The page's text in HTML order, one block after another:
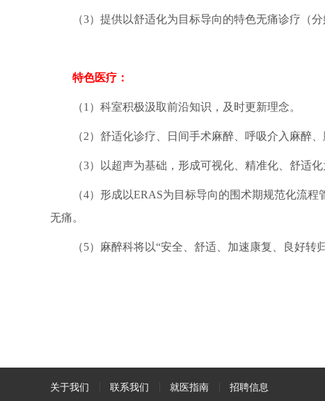
（3） 提供以舒适化为目标导向的特色无痛诊疗（分
特色医疗：
（1）科室积极汲取前沿知识，及时更新理念。
（2）舒适化诊疗、日间手术麻醉、呼吸介入麻醉
（3） 以超声为基础，形成可视化、精准化、舒适
（4） 形成以ERAS为目标导向的围术期规范化流程
无痛。
（5）麻醉科将以“安全、舒适、加速康复、良好转
关于我们 联系我们 就医指南 招聘信息